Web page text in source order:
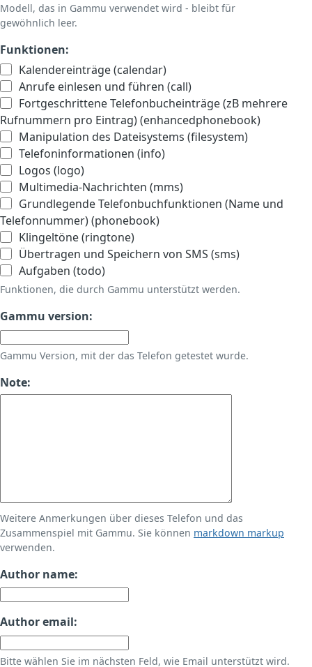
Modell, das in Gammu verwendet wird - bleibt für
gewöhnlich leer.
Funktionen:
Kalendereinträge (calendar)
Anrufe einlesen und führen (call)
Fortgeschrittene Telefonbucheinträge (zB mehrere
Rufnummern pro Eintrag) (enhancedphonebook)
Manipulation des Dateisystems (filesystem)
Telefoninformationen (info)
Logos (logo)
Multimedia-Nachrichten (mms)
Grundlegende Telefonbuchfunktionen (Name und
Telefonnummer) (phonebook)
Klingeltöne (ringtone)
Übertragen und Speichern von SMS (sms)
Aufgaben (todo)
Funktionen, die durch Gammu unterstützt werden.
Gammu version:
Gammu Version, mit der das Telefon getestet wurde.
Note:
Weitere Anmerkungen über dieses Telefon und das
Zusammenspiel mit Gammu. Sie können markdown markup
verwenden.
Author name:
Author email:
Bitte wählen Sie im nächsten Feld, wie Email unterstützt wird.